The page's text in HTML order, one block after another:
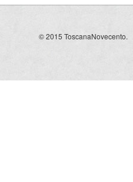
© 2015 ToscanaNovecento.